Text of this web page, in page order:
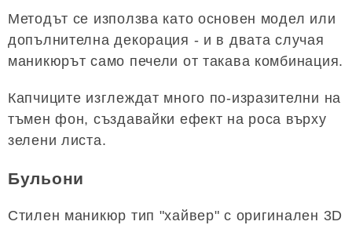
Методът се използва като основен модел или
допълнителна декорация - и в двата случая
маникюрът само печели от такава комбинация.
Капчиците изглеждат много по-изразителни на
тъмен фон, създавайки ефект на роса върху
зелени листа.
Бульони
Стилен маникюр тип "хайвер" с оригинален 3D